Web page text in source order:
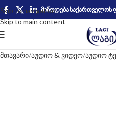
Skip to navigation
Skip to main content
მიწოდება საქართველოს
მთავარი აუდიო & ვიდეო აუდიო